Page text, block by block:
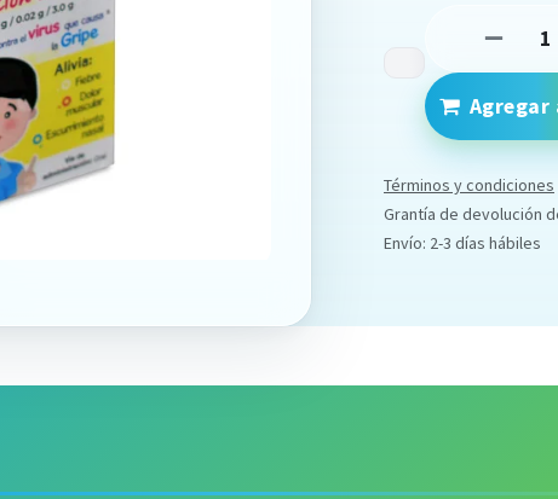
Términos y condiciones
Grantía de devolución
Envío: 2-3 días hábiles